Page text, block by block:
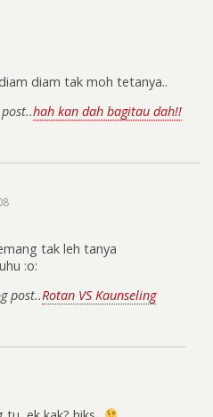
diam tak moh tetanya..
hah kan dah bagitau dah!!
tak leh tanya
:o:
post..Rotan VS Kaunseling